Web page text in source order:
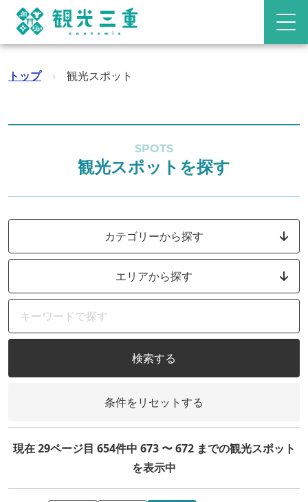
トップ › 観光スポット
SPOTS
観光スポットを探す
カテゴリーから探す
エリアから探す
検索する
条件をリセットする
現在 29ページ目 654件中 673 〜 672 までの観光スポット
を表示中